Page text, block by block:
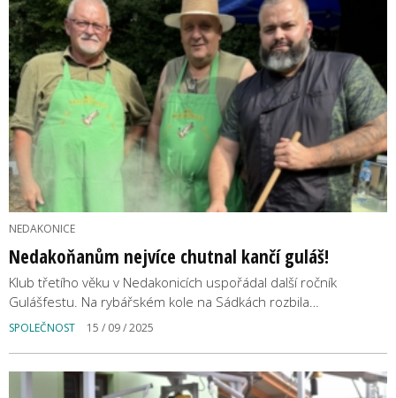
NEDAKONICE
Nedakoňanům nejvíce chutnal kančí guláš!
Klub třetího věku v Nedakonicích uspořádal další ročník
Gulášfestu. Na rybářském kole na Sádkách rozbila…
SPOLEČNOST 15 / 09 / 2025